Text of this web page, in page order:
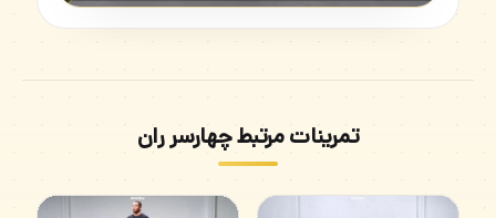
تمرینات مرتبط چهارسر ران